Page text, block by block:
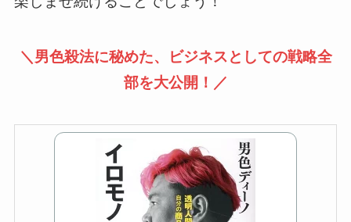
＼男色殺法に秘めた、ビジネスとしての戦略全
部を大公開！／